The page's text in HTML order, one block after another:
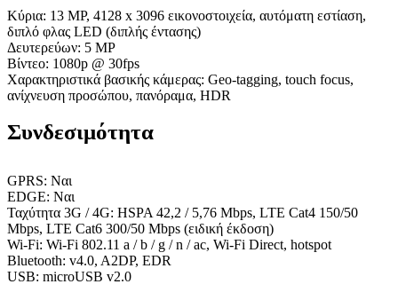
Κύρια: 13 MP, 4128 x 3096 εικονοστοιχεία, αυτόματη εστίαση,
διπλό φλας LED (διπλής έντασης)
Δευτερεύων: 5 MP
Βίντεο: 1080p @ 30fps
Χαρακτηριστικά βασικής κάμερας: Geo-tagging, touch focus,
ανίχνευση προσώπου, πανόραμα, HDR
Συνδεσιμότητα
GPRS: Ναι
EDGE: Ναι
Ταχύτητα 3G / 4G: HSPA 42,2 / 5,76 Mbps, LTE Cat4 150/50
Mbps, LTE Cat6 300/50 Mbps (ειδική έκδοση)
Wi-Fi: Wi-Fi 802.11 a / b / g / n / ac, Wi-Fi Direct, hotspot
Bluetooth: v4.0, A2DP, EDR
USB: microUSB v2.0